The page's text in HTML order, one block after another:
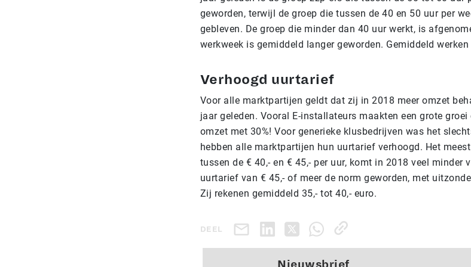
geworden, terwijl de groep die tussen de 40 en 50 uur per
gebleven. De groep die minder dan 40 uur werkt, is
werkweek is gemiddeld langer geworden. Gemiddeld
Verhoogd uurtarief
Voor alle marktpartijen geldt dat zij in 2018 meer omzet
jaar geleden. Vooral E-installateurs maakten een grote
omzet met 30%! Voor generieke klusbedrijven was het
hebben alle marktpartijen hun uurtarief verhoogd. Het
tussen de € 40,- en € 45,- per uur, komt in 2018 veel minder
uurtarief van € 45,- of meer de norm geworden, met
Zij rekenen gemiddeld 35,- tot 40,- euro.
DEEL